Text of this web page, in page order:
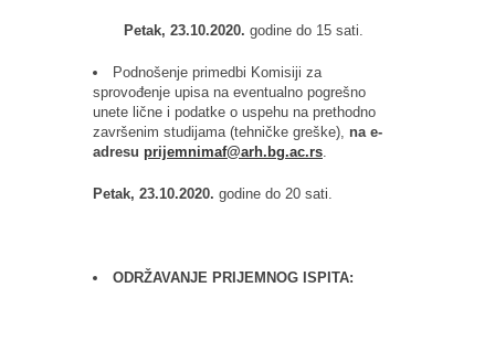
Petak, 23.10.2020. godine do 15 sati.
Podnošenje primedbi Komisiji za
sprovođenje upisa na eventualno pogrešno
unete lične i podatke o uspehu na prethodno
završenim studijama (tehničke greške), na e-
adresu prijemnimaf@arh. bg.ac.rs
Petak, 23.10.2020. godine do 20 sati.
ODRŽAVANJE PRIJEMNOG ISPITA: